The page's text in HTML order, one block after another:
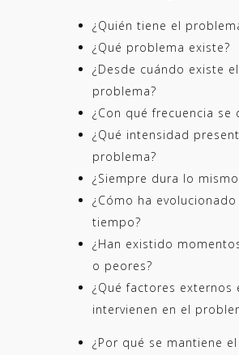
¿Quién tiene el
¿Qué problema existe?
¿Desde cuándo existe el
problema?
¿Con qué frecuencia se
¿Qué intensidad
problema?
¿Siempre dura lo
¿Cómo ha evolucionado
tiempo?
¿Han existido
o peores?
¿Qué factores externos
intervienen en el
¿Por qué se mantiene el